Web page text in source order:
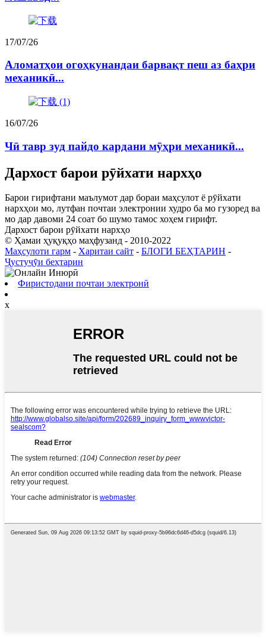
17/07/26
Аломатҳои огоҳкунандаи барвақт пеш аз баҳри
механикӣ...
16/07/26
Чӣ тавр зуд пайдо кардани мӯҳри механикӣ...
Дархост барои рӯйхати нархҳо
Барои гирифтани маълумот дар бораи маҳсулот ё рӯйхати
нархҳои мо, лутфан почтаи электронии худро ба мо гузоред ва
мо дар давоми 24 соат бо шумо тамос хоҳем гирифт.
Дархост барои рӯйхати нархҳо
© Ҳамаи ҳуқуқҳо маҳфузанд - 2010-2022
Маҳсулоти гарм - Харитаи сайт - БЛОГИ БЕҲТАРИН -
Ҷустуҷӯи беҳтарин
Фиристодани почтаи электронӣ
x